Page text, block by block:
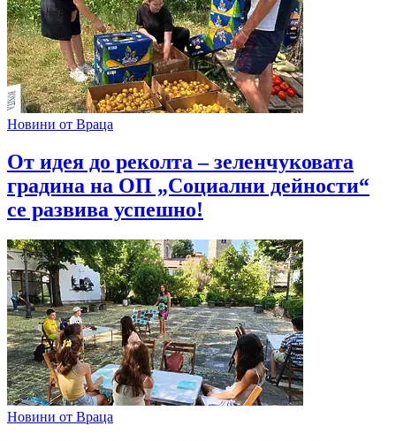
Новини от Враца
От идея до реколта – зеленчуковата
градина на ОП „Социални дейности“
се развива успешно!
Новини от Враца